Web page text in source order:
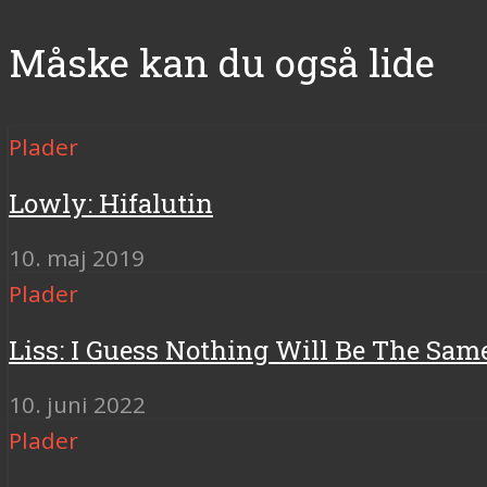
Måske kan du også lide
Plader
Lowly: Hifalutin
10. maj 2019
Plader
Liss: I Guess Nothing Will Be The
10. juni 2022
Plader